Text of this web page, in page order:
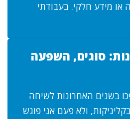
מידע חלקי. בעבודתי
סוגים, השפעה
בשנים האחרונות לשיחה
ולא פעם אני פוגש